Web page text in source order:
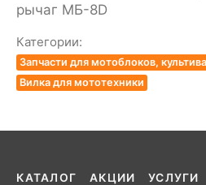
рычаг МБ-8D
Категории:
Запчасти для мотоблоков,
Вилка для мототехники
КАТАЛОГ АКЦИИ УСЛУГИ